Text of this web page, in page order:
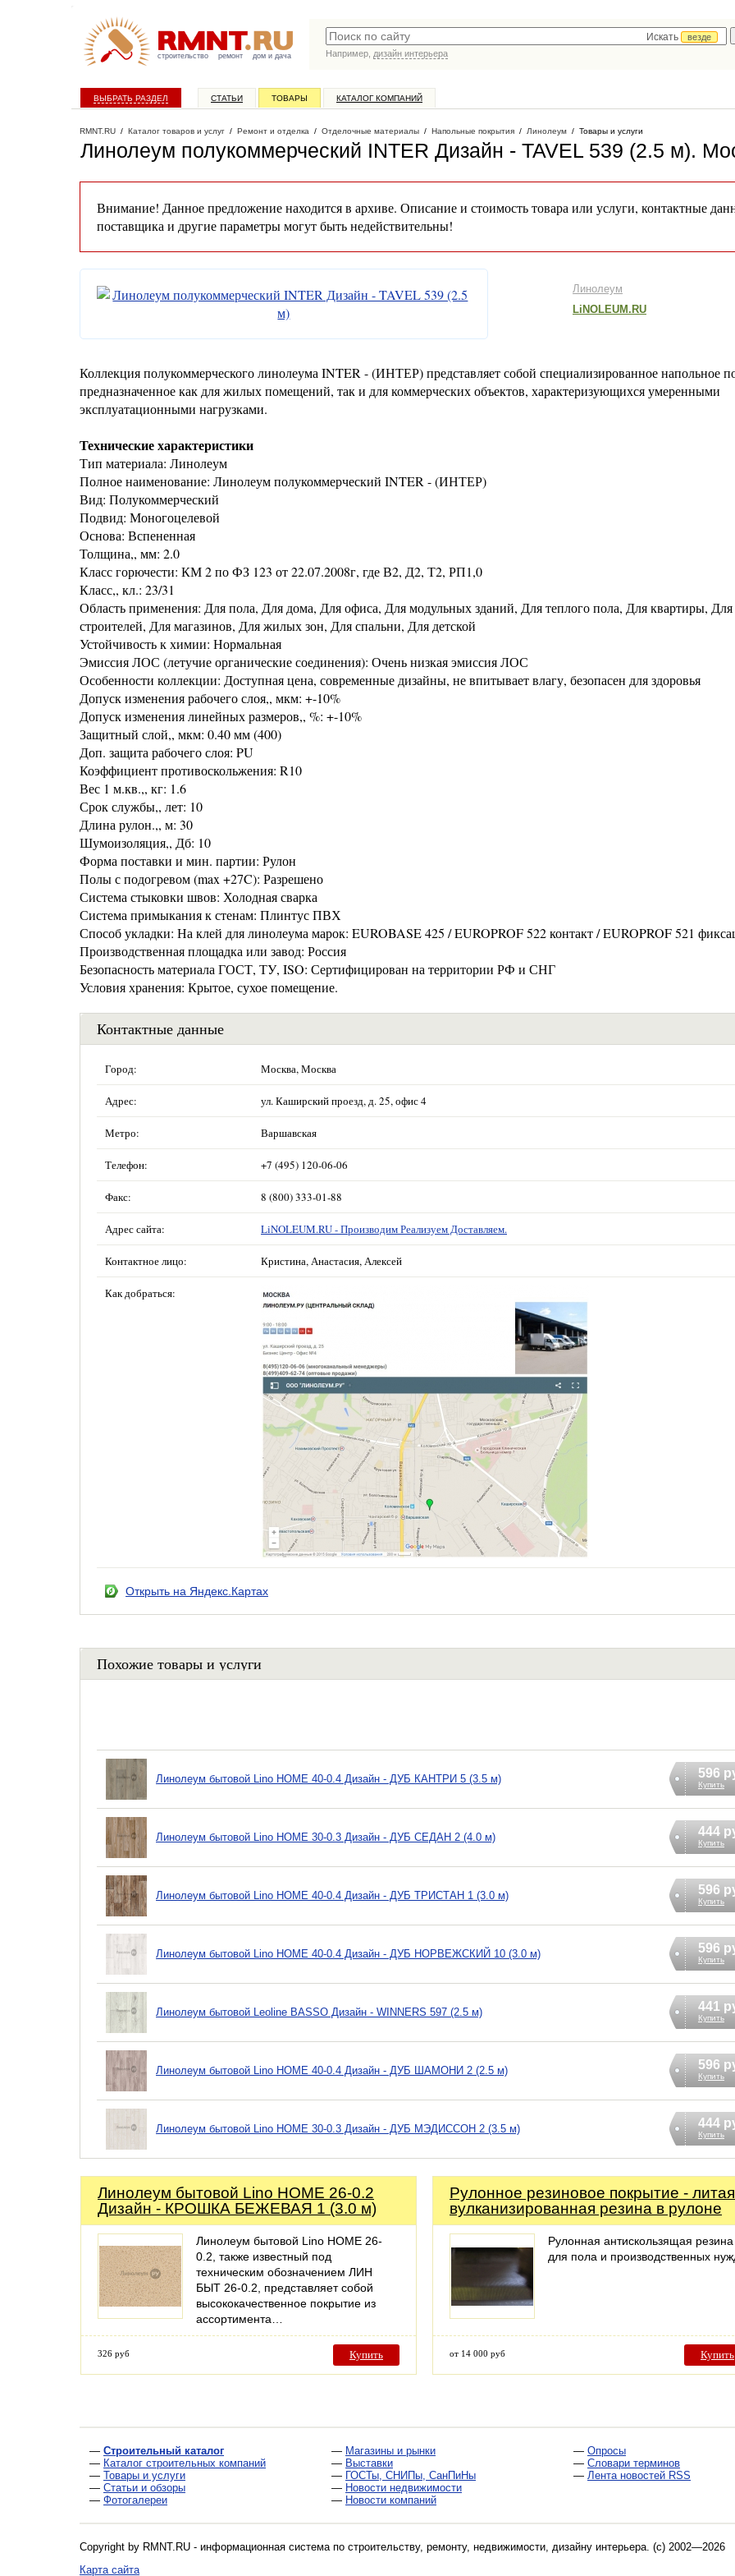
строительство ремонт дом и дача
Искать
везде
Например, дизайн интерьера
ВЫБРАТЬ РАЗДЕЛ СТАТЬИ ТОВАРЫ КАТАЛОГ КОМПАНИЙ
RMNT.RU / Каталог товаров и услуг / Ремонт и отделка / Отделочные материалы / Напольные покрытия / Линолеум / Товары и услуги
Линолеум полукоммерческий INTER Дизайн - TAVEL 539 (2.5 м).
Внимание! Данное предложение находится в архиве. Описание и стоимость товара или услуги, контактные
поставщика и другие параметры могут быть недействительны!
Линолеум
LiNOLEUM.RU
Коллекция полукоммерческого линолеума INTER - (ИНТЕР) представляет собой специализированное напольное
предназначенное как для жилых помещений, так и для коммерческих объектов, характеризующихся умеренными
эксплуатационными нагрузками.
Технические характеристики
Тип материала: Линолеум
Полное наименование: Линолеум полукоммерческий INTER - (ИНТЕР)
Вид: Полукоммерческий
Подвид: Моногоцелевой
Основа: Вспененная
Толщина,, мм: 2.0
Класс горючести: КМ 2 по ФЗ 123 от 22.07.2008г, где В2, Д2, Т2, РП1,0
Класс,, кл.: 23/31
Область применения: Для пола, Для дома, Для офиса, Для модульных зданий, Для теплого пола, Для квартиры, Для
строителей, Для магазинов, Для жилых зон, Для спальни, Для детской
Устойчивость к химии: Нормальная
Эмиссия ЛОС (летучие органические соединения): Очень низкая эмиссия ЛОС
Особенности коллекции: Доступная цена, современные дизайны, не впитывает влагу, безопасен для здоровья
Допуск изменения рабочего слоя,, мкм: +-10%
Допуск изменения линейных размеров,, %: +-10%
Защитный слой,, мкм: 0.40 мм (400)
Доп. защита рабочего слоя: PU
Коэффициент противоскольжения: R10
Вес 1 м.кв.,, кг: 1.6
Срок службы,, лет: 10
Длина рулон.,, м: 30
Шумоизоляция,, Дб: 10
Форма поставки и мин. партии: Рулон
Полы с подогревом (max +27C): Разрешено
Система стыковки швов: Холодная сварка
Система примыкания к стенам: Плинтус ПВХ
Способ укладки: На клей для линолеума марок: EUROBASE 425 / EUROPROF 522 контакт / EUROPROF 521
Производственная площадка или завод: Россия
Безопасность материала ГОСТ, ТУ, ISO: Сертифицирован на территории РФ и СНГ
Условия хранения: Крытое, сухое помещение.
Контактные данные
Город: Москва, Москва
Адрес: ул. Каширский проезд, д. 25, офис 4
Метро: Варшавская
Телефон: +7 (495) 120-06-06
Факс: 8 (800) 333-01-88
Адрес сайта: LiNOLEUM.RU - Производим Реализуем Доставляем.
Контактное лицо: Кристина, Анастасия, Алексей
Как добраться:
Открыть на Яндекс.Картах
Похожие товары и услуги
Линолеум бытовой Lino HOME 40-0.4 Дизайн - ДУБ КАНТРИ 5 (3.5 м) 596
Купить
Линолеум бытовой Lino HOME 30-0.3 Дизайн - ДУБ СЕДАН 2 (4.0 м) 444
Купить
Линолеум бытовой Lino HOME 40-0.4 Дизайн - ДУБ ТРИСТАН 1 (3.0 м) 596
Купить
Линолеум бытовой Lino HOME 40-0.4 Дизайн - ДУБ НОРВЕЖСКИЙ 10 (3.0 м) 596
Купить
Линолеум бытовой Leoline BASSO Дизайн - WINNERS 597 (2.5 м) 441
Купить
Линолеум бытовой Lino HOME 40-0.4 Дизайн - ДУБ ШАМОНИ 2 (2.5 м) 596
Купить
Линолеум бытовой Lino HOME 30-0.3 Дизайн - ДУБ МЭДИССОН 2 (3.5 м) 444
Купить
Линолеум бытовой Lino HOME 26-0.2
Дизайн - КРОШКА БЕЖЕВАЯ 1 (3.0 м)
Линолеум бытовой Lino HOME 26-
0.2, также известный под
техническим обозначением ЛИН
БЫТ 26-0.2, представляет собой
высококачественное покрытие из
ассортимента…
326 руб Купить
Рулонное резиновое покрытие - литая
вулканизированная резина в рулоне
Рулонная антискользящая резина
для пола и производственных
от 14 000 руб Купить
— Строительный каталог
— Каталог строительных компаний
— Товары и услуги
— Статьи и обзоры
— Фотогалереи
— Магазины и рынки
— Выставки
— ГОСТы, СНИПы, СанПиНы
— Новости недвижимости
— Новости компаний
— Опросы
— Словари терминов
— Лента новостей RSS
Copyright by RMNT.RU - информационная система по строительству, ремонту, недвижимости, дизайну интерьера. (c) 2002—2026
Карта сайта